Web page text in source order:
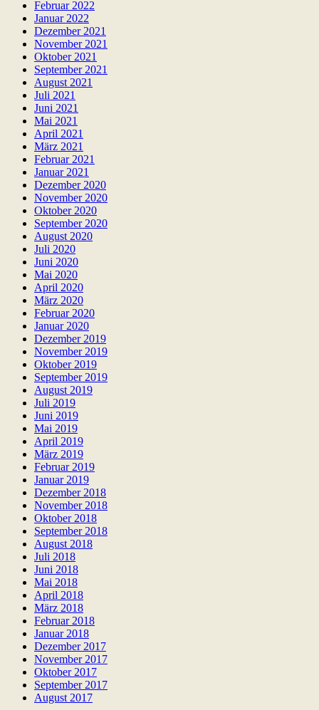
Februar 2022
Januar 2022
Dezember 2021
November 2021
Oktober 2021
September 2021
August 2021
Juli 2021
Juni 2021
Mai 2021
April 2021
März 2021
Februar 2021
Januar 2021
Dezember 2020
November 2020
Oktober 2020
September 2020
August 2020
Juli 2020
Juni 2020
Mai 2020
April 2020
März 2020
Februar 2020
Januar 2020
Dezember 2019
November 2019
Oktober 2019
September 2019
August 2019
Juli 2019
Juni 2019
Mai 2019
April 2019
März 2019
Februar 2019
Januar 2019
Dezember 2018
November 2018
Oktober 2018
September 2018
August 2018
Juli 2018
Juni 2018
Mai 2018
April 2018
März 2018
Februar 2018
Januar 2018
Dezember 2017
November 2017
Oktober 2017
September 2017
August 2017